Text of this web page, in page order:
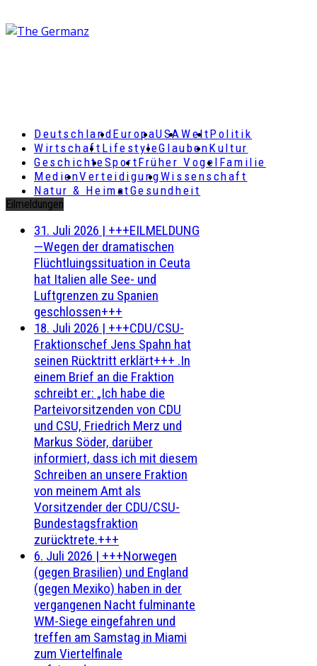
DeutschlandEuropaUSAWeltPolitik
Wirtschaft LifestyleGlaubenKultur
GeschichteSportFrüher Vogel Familie
MedienVerteidigungWissenschaft
Natur & HeimatGesundheit
Eilmeldungen
31. Juli 2026 | +++EILMELDUNG
—Wegen der dramatischen
Flüchtluingssituation in Ceuta
hat Italien alle See- und
Luftgrenzen zu Spanien
geschlossen+++
18. Juli 2026 | +++CDU/CSU-
Fraktionschef Jens Spahn hat
seinen Rücktritt erklärt+++ .In
einem Brief an die Fraktion
schreibt er: „Ich habe die
Parteivorsitzenden von CDU
und CSU, Friedrich Merz und
Markus Söder, darüber
informiert, dass ich mit diesem
Schreiben an unsere Fraktion
von meinem Amt als
Vorsitzender der CDU/CSU-
Bundestagsfraktion
zurücktrete.+++
6. Juli 2026 | +++Norwegen
(gegen Brasilien) und England
(gegen Mexiko) haben in der
vergangenen Nacht fulminante
WM-Siege eingefahren und
treffen am Samstag in Miami
zum Viertelfinale